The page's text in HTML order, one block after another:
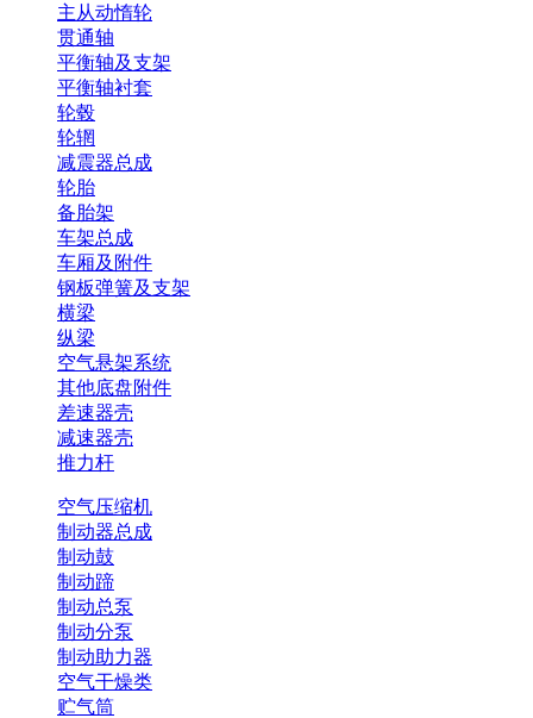
主从动惰轮
贯通轴
平衡轴及支架
平衡轴衬套
轮毂
轮辋
减震器总成
轮胎
备胎架
车架总成
车厢及附件
钢板弹簧及支架
横梁
纵梁
空气悬架系统
其他底盘附件
差速器壳
减速器壳
推力杆
空气压缩机
制动器总成
制动鼓
制动蹄
制动总泵
制动分泵
制动助力器
空气干燥类
贮气筒